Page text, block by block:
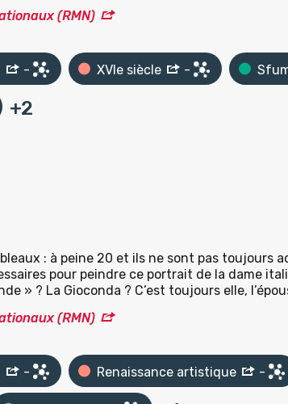
(RMN)
- XVIe siècle -
+2
: à peine 20 et ils ne sont pas toujours
pour peindre ce portrait de la dame
» ? La Gioconda ? C’est toujours elle,
(RMN)
- Renaissance artistique -